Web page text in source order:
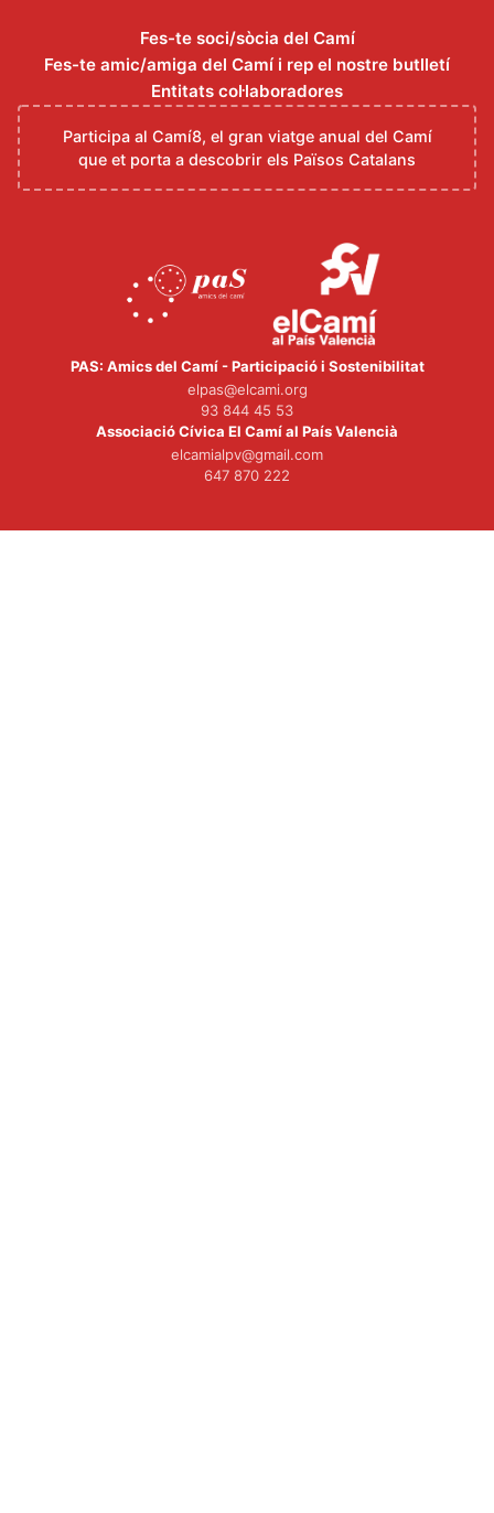
Fes-te soci/sòcia del Camí
Fes-te amic/amiga del Camí i rep el nostre butlletí
Entitats col·laboradores
Participa al Camí8, el gran viatge anual del Camí
que et porta a descobrir els Països Catalans
PAS: Amics del Camí - Participació i Sostenibilitat
elpas@elcami.org
93 844 45 53
Associació Cívica El Camí al País Valencià
elcamialpv@gmail.com
647 870 222